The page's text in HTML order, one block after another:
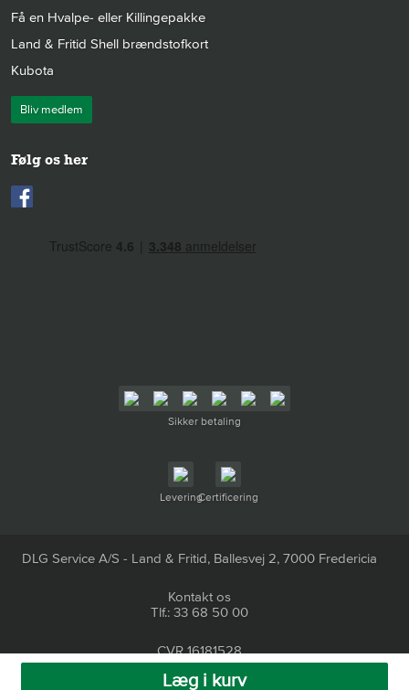
Læg i kurv
Få en Hvalpe- eller Killingepakke
Land & Fritid Shell brændstofkort
Kubota
Bliv medlem
Følg os her
Sikker betaling
LeveringCertificering
DLG Service A/S - Land & Fritid, Ballesvej 2, 7000 Fredericia
Kontakt os
Tlf.: 33 68 50 00
CVR 16181528